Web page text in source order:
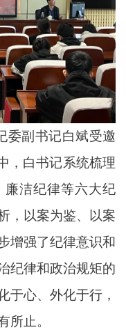
委副书记白斌受邀
，白书记系统梳理
廉洁纪律等六大纪
，以案为鉴、以案
增强了纪律意识和
纪律和政治规矩的
于心、外化于行，
所止。